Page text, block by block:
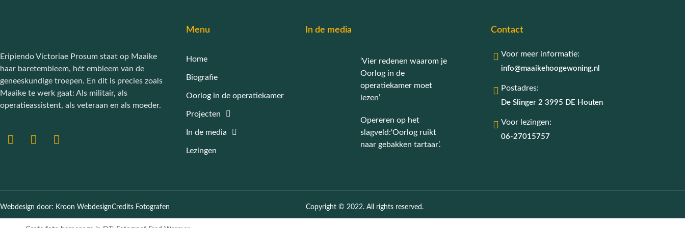
Eripiendo Victoriae Prosum staat op Maaike
haar baretembleem, hét embleem van de
geneeskundige troepen. En dit is precies zoals
Maaike te werk gaat: Als militair, als
operatieassistent, als veteraan en als moeder.
Menu
Home
Biografie
Oorlog in de operatiekamer
Projecten
In de media
Lezingen
In de media
‘Vier redenen waarom je
Oorlog in de
operatiekamer moet
lezen’
Opereren op het
slagveld:‘Oorlog ruikt
naar gebakken tartaar’.
Contact
Voor meer informatie:
info@maaikehoogewoning.nl
Postadres:
De Slinger 2 3995 DE Houten
Voor lezingen:
06-27015757
Webdesign door: Kroon WebdesignCredits Fotografen Copyright © 2022. All rights reserved.